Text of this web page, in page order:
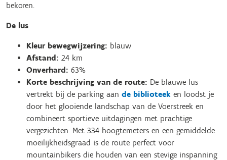
bekoren.
De lus
Kleur bewegwijzering: blauw
Afstand: 24 km
Onverhard: 63%
Korte beschrijving van de route: De blauwe lus
vertrekt bij de parking aan de biblioteek en loodst je
door het glooiende landschap van de Voerstreek en
combineert sportieve uitdagingen met prachtige
vergezichten. Met 334 hoogtemeters en een gemiddelde
moeilijkheidsgraad is de route perfect voor
mountainbikers die houden van een stevige inspanning